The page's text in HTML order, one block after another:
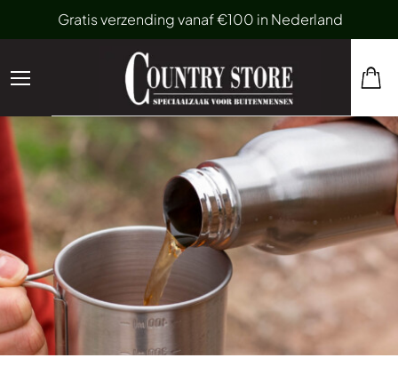
Gratis verzending vanaf €100 in Nederland